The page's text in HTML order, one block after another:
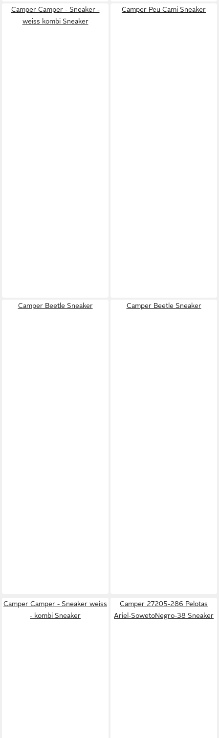
Camper Camper - Sneaker -
weiss kombi Sneaker
Camper Peu Cami Sneaker
Camper Beetle Sneaker Camper Beetle Sneaker
Camper Camper - Sneaker weiss
- kombi Sneaker
Camper 27205-286 Pelotas
Ariel-SowetoNegro-38 Sneaker